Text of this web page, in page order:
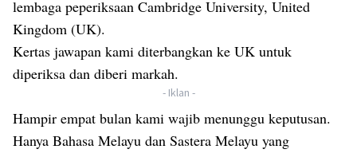
lembaga peperiksaan Cambridge University, United
Kingdom (UK).
Kertas jawapan kami diterbangkan ke UK untuk
diperiksa dan diberi markah.
- Iklan -
Hampir empat bulan kami wajib menunggu keputusan.
Hanya Bahasa Melayu dan Sastera Melayu yang